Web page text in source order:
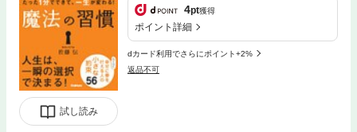
試し読み
4pt獲得
ポイント詳細
dカード利用でさらにポイント+2%
返品不可